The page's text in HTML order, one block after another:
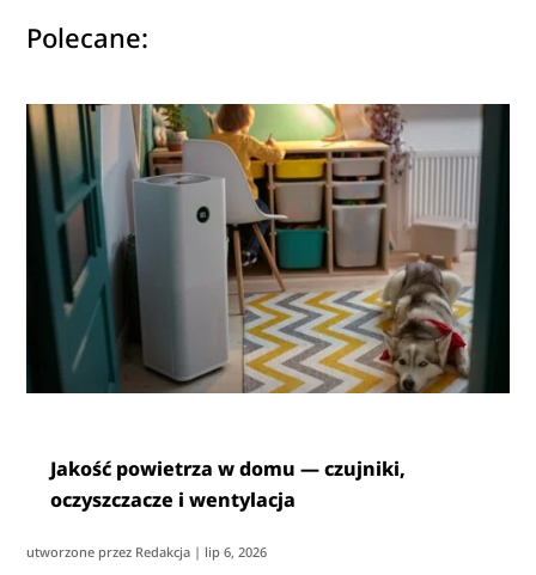
Polecane:
Jakość powietrza w domu — czujniki,
oczyszczacze i wentylacja
utworzone przez Redakcja | lip 6, 2026